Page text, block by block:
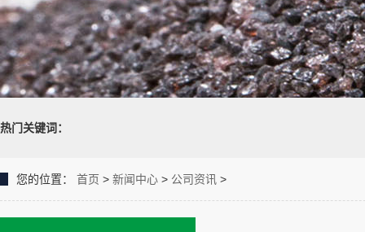
热门关键词：
您的位置： 首页 > 新闻中心 > 公司资讯 >